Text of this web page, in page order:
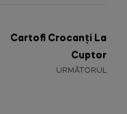
URMĂTORUL
Cartofi Crocanți La
Cuptor